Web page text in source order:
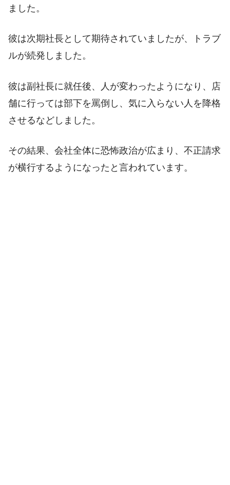
ました。
彼は次期社長として期待されていましたが、トラブ
ルが続発しました。
彼は副社長に就任後、人が変わったようになり、店
舗に行っては部下を罵倒し、気に入らない人を降格
させるなどしました。
その結果、会社全体に恐怖政治が広まり、不正請求
が横行するようになったと言われています。